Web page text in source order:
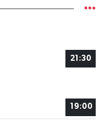
21:30
19:00